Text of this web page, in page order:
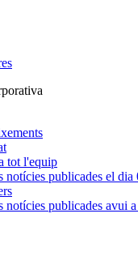
tot l'equip
notícies publicades el dia
notícies publicades avui